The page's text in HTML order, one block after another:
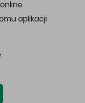
aplikacji